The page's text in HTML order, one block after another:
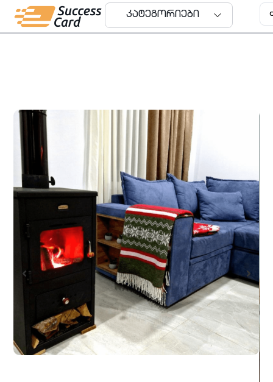
კატეგორიები